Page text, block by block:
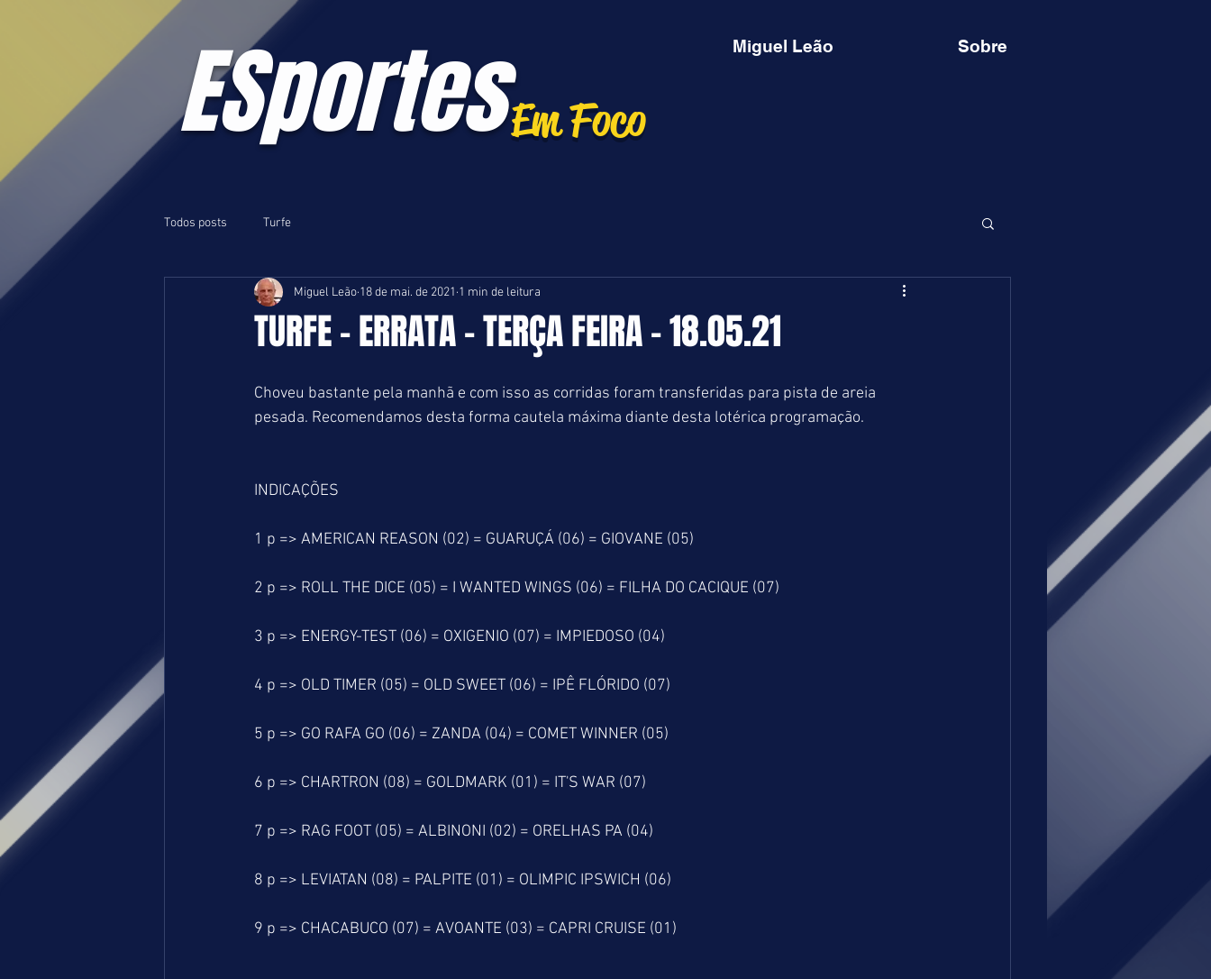
ESportesEm Foco
Miguel Leão Sobre
Todos posts Turfe
TURFE - ERRATA - TERÇA FEIRA - 18.05.21
Miguel Leão 18 de mai. de 2021 1 min de leitura
Choveu bastante pela manhã e com isso as corridas foram transferidas para pista de areia
pesada. Recomendamos desta forma cautela máxima diante desta lotérica programação.
INDICAÇÕES
1 p => AMERICAN REASON (02) = GUARUÇÁ (06) = GIOVANE (05)
2 p => ROLL THE DICE (05) = I WANTED WINGS (06) = FILHA DO CACIQUE (07)
3 p => ENERGY-TEST (06) = OXIGENIO (07) = IMPIEDOSO (04)
4 p => OLD TIMER (05) = OLD SWEET (06) = IPÊ FLÓRIDO (07)
5 p => GO RAFA GO (06) = ZANDA (04) = COMET WINNER (05)
6 p => CHARTRON (08) = GOLDMARK (01) = IT'S WAR (07)
7 p => RAG FOOT (05) = ALBINONI (02) = ORELHAS PA (04)
8 p => LEVIATAN (08) = PALPITE (01) = OLIMPIC IPSWICH (06)
9 p => CHACABUCO (07) = AVOANTE (03) = CAPRI CRUISE (01)